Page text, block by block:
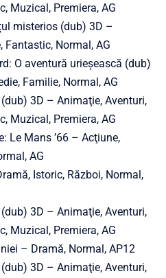
Muzical, Premiera, AG
misterios (dub) 3D –
Fantastic, Normal, AG
O aventură urieșească (dub)
Familie, Normal, AG
3D – Animaţie, Aventuri,
Muzical, Premiera, AG
Le Mans ’66 – Acţiune,
AG
Istoric, Război, Normal,
3D – Animaţie, Aventuri,
Muzical, Premiera, AG
– Dramă, Normal, AP12
3D – Animaţie, Aventuri,